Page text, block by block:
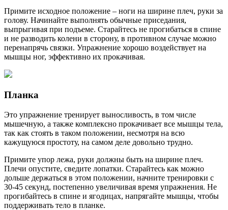
Примите исходное положение – ноги на ширине плеч, руки за
голову. Начинайте выполнять обычные приседания,
выпрыгивая при подъеме. Старайтесь не прогибаться в спине
и не разводить колени в сторону, в противном случае можно
перенапрячь связки. Упражнение хорошо воздействует на
мышцы ног, эффективно их прокачивая.
Планка
Это упражнение тренирует выносливость, в том числе
мышечную, а также комплексно прокачивает все мышцы тела,
так как стоять в таком положении, несмотря на всю
кажущуюся простоту, на самом деле довольно трудно.
Примите упор лежа, руки должны быть на ширине плеч.
Плечи опустите, сведите лопатки. Старайтесь как можно
дольше держаться в этом положении, начните тренировки с
30-45 секунд, постепенно увеличивая время упражнения. Не
прогибайтесь в спине и ягодицах, напрягайте мышцы, чтобы
поддерживать тело в планке.